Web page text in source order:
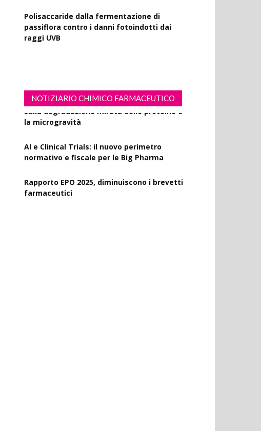
raggi UVB
Resveratrolo: da antiossidante a segnale di
NOTIZIARIO CHIMICO FARMACEUTICO
AI e Clinical Trials: il nuovo perimetro
normativo e fiscale per le Big Pharma
Rapporto EPO 2025, diminuiscono i brevetti
EMA Horizon Scanning, due nuovi report